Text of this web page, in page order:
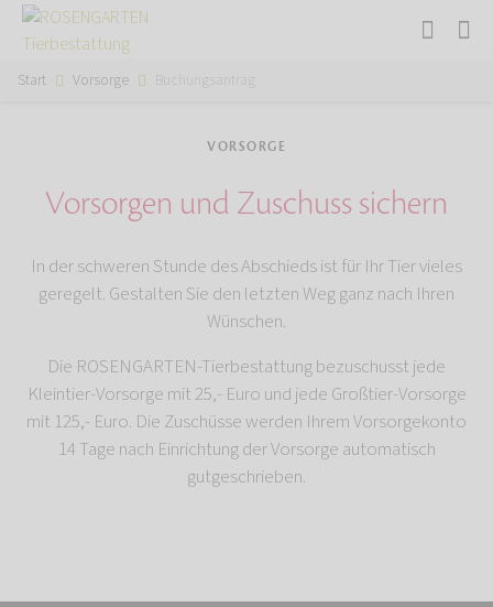
Start Vorsorge Buchungsantrag
VORSORGE
Vorsorgen und Zuschuss sichern
In der schweren Stunde des Abschieds ist für Ihr Tier vieles
geregelt. Gestalten Sie den letzten Weg ganz nach Ihren
Wünschen.
Die ROSENGARTEN-Tierbestattung bezuschusst jede
Kleintier-Vorsorge mit 25,- Euro und jede Großtier-Vorsorge
mit 125,- Euro. Die Zuschüsse werden Ihrem Vorsorgekonto
14 Tage nach Einrichtung der Vorsorge automatisch
gutgeschrieben.